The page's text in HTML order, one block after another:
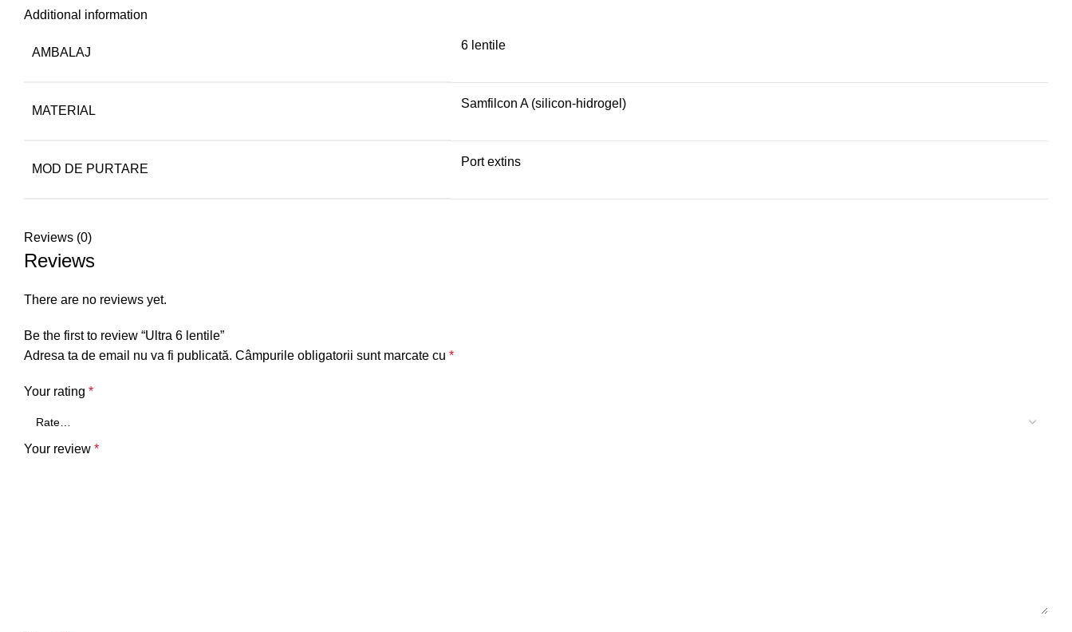
Additional information
AMBALAJ
6 lentile
MATERIAL
Samfilcon A (silicon-hidrogel)
MOD DE PURTARE
Port extins
Reviews (0)
Reviews
There are no reviews yet.
Be the first to review “Ultra 6 lentile”
Adresa ta de email nu va fi publicată. Câmpurile obligatorii sunt marcate cu *
Your rating *
Your review *